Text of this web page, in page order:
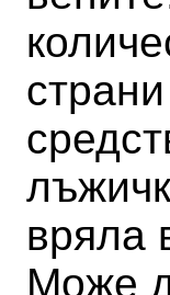
вряла
Може